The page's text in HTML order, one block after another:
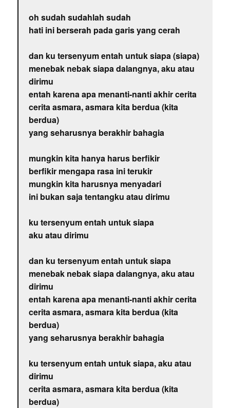
oh sudah sudahlah sudah
hati ini berserah pada garis yang cerah
dan ku tersenyum entah untuk siapa (siapa)
menebak nebak siapa dalangnya, aku atau
dirimu
entah karena apa menanti-nanti akhir cerita
cerita asmara, asmara kita berdua (kita
berdua)
yang seharusnya berakhir bahagia
mungkin kita hanya harus berfikir
berfikir mengapa rasa ini terukir
mungkin kita harusnya menyadari
ini bukan saja tentangku atau dirimu
ku tersenyum entah untuk siapa
aku atau dirimu
dan ku tersenyum entah untuk siapa
menebak nebak siapa dalangnya, aku atau
dirimu
entah karena apa menanti-nanti akhir cerita
cerita asmara, asmara kita berdua (kita
berdua)
yang seharusnya berakhir bahagia
ku tersenyum entah untuk siapa, aku atau
dirimu
cerita asmara, asmara kita berdua (kita
berdua)